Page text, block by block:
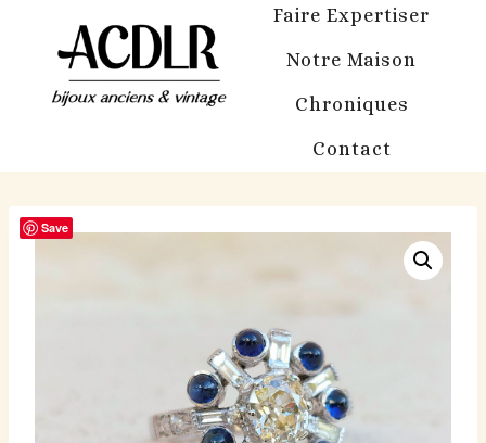
Faire Expertiser
Notre Maison
Chroniques
Contact
Save